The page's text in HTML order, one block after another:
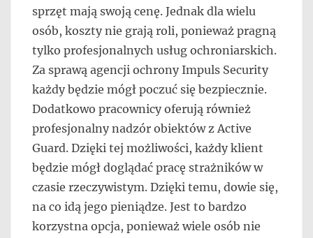
sprzęt mają swoją cenę. Jednak dla wielu
osób, koszty nie grają roli, ponieważ pragną
tylko profesjonalnych usług ochroniarskich.
Za sprawą agencji ochrony Impuls Security
każdy będzie mógł poczuć się bezpiecznie.
Dodatkowo pracownicy oferują również
profesjonalny nadzór obiektów z Active
Guard. Dzięki tej możliwości, każdy klient
będzie mógł doglądać pracę strażników w
czasie rzeczywistym. Dzięki temu, dowie się,
na co idą jego pieniądze. Jest to bardzo
korzystna opcja, ponieważ wiele osób nie